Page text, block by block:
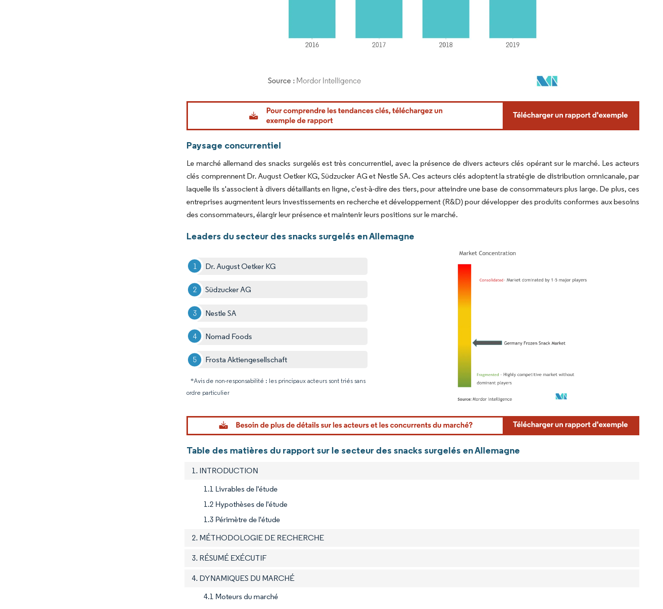
Image © Mordor Intelligence. La réutilisation nécessite une attribution sous CC BY 4.0.
Paysage concurrentiel
Le marché allemand des snacks surgelés est très concurrentiel, avec la présence de divers acteurs clés opérant sur le marché. Les acteurs
clés comprennent Dr. August Oetker KG, Südzucker AG et Nestle SA. Ces acteurs clés adoptent la stratégie de distribution omnicanale, par
laquelle ils s'associent à divers détaillants en ligne, c'est-à-dire des tiers, pour atteindre une base de consommateurs plus large. De plus, ces
entreprises augmentent leurs investissements en recherche et développement (R&D) pour développer des produits conformes aux besoins
des consommateurs, élargir leur présence et maintenir leurs positions sur le marché.
Leaders du secteur des snacks surgelés en Allemagne
Dr. August Oetker KG
Südzucker AG
Nestle SA
Nomad Foods
Frosta Aktiengesellschaft
*Avis de non-responsabilité : les principaux acteurs sont triés sans
ordre particulier
Image © Mordor Intelligence. La réutilisation nécessite une attribution sous CC BY 4.0.
Table des matières du rapport sur le secteur des snacks surgelés en Allemagne
1. INTRODUCTION
1.1 Livrables de l'étude
1.2 Hypothèses de l'étude
1.3 Périmètre de l'étude
2. MÉTHODOLOGIE DE RECHERCHE
3. RÉSUMÉ EXÉCUTIF
4. DYNAMIQUES DU MARCHÉ
4.1 Moteurs du marché